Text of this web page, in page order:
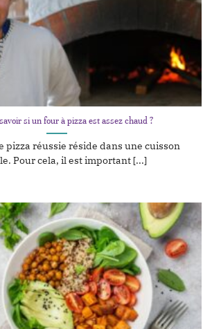
si un four à pizza est assez chaud ?
pizza réussie réside dans une cuisson
Pour cela, il est important [...]